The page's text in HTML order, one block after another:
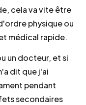
cela va vite être
physique ou
médical rapide.
un docteur, et si
dit que j'ai
pendant
secondaires